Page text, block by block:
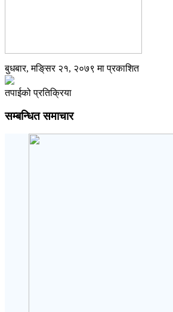
बुधबार, मङि्सर २१, २०७९ मा प्रकाशित
तपाईको प्रतिक्रिया
सम्बन्धित समाचार